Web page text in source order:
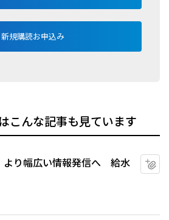
新規購読お申込み
こんな記事も見ています
より幅広い情報発信へ 給水